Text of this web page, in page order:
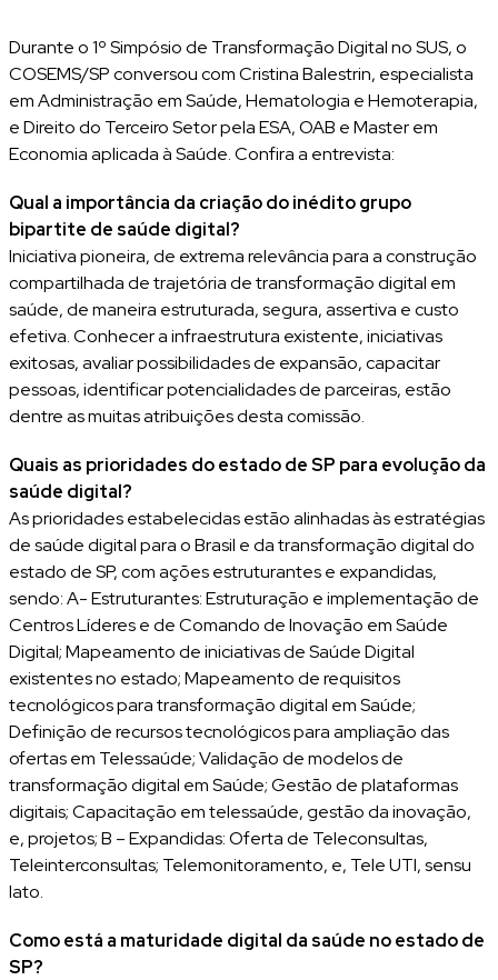
Durante o 1º Simpósio de Transformação Digital no SUS, o
COSEMS/SP conversou com Cristina Balestrin, especialista
em Administração em Saúde, Hematologia e Hemoterapia,
e Direito do Terceiro Setor pela ESA, OAB e Master em
Economia aplicada à Saúde. Confira a entrevista:
Qual a importância da criação do inédito grupo
bipartite de saúde digital?
Iniciativa pioneira, de extrema relevância para a construção
compartilhada de trajetória de transformação digital em
saúde, de maneira estruturada, segura, assertiva e custo
efetiva. Conhecer a infraestrutura existente, iniciativas
exitosas, avaliar possibilidades de expansão, capacitar
pessoas, identificar potencialidades de parceiras, estão
dentre as muitas atribuições desta comissão.
Quais as prioridades do estado de SP para evolução da
saúde digital?
As prioridades estabelecidas estão alinhadas às estratégias
de saúde digital para o Brasil e da transformação digital do
estado de SP, com ações estruturantes e expandidas,
sendo: A- Estruturantes: Estruturação e implementação de
Centros Líderes e de Comando de Inovação em Saúde
Digital; Mapeamento de iniciativas de Saúde Digital
existentes no estado; Mapeamento de requisitos
tecnológicos para transformação digital em Saúde;
Definição de recursos tecnológicos para ampliação das
ofertas em Telessaúde; Validação de modelos de
transformação digital em Saúde; Gestão de plataformas
digitais; Capacitação em telessaúde, gestão da inovação,
e, projetos; B – Expandidas: Oferta de Teleconsultas,
Teleinterconsultas; Telemonitoramento, e, Tele UTI, sensu
lato.
Como está a maturidade digital da saúde no estado de
SP?